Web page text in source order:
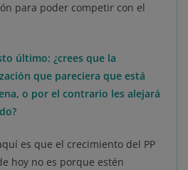
para poder competir con el
último: ¿crees que la
que pareciera que está
o por el contrario les alejará
es que el crecimiento del PP
hoy no es porque estén